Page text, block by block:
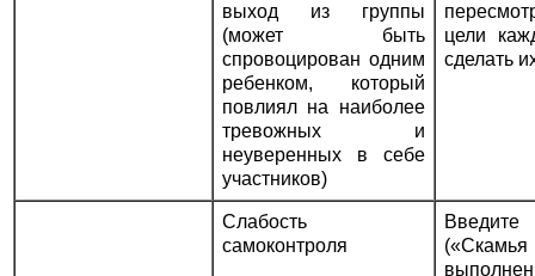
выход из группы
(может быть
спровоцирован одним
ребенком, который
повлиял на наиболее
тревожных и
неуверенных в себе
участников)
цели
сделать
Слабость
самоконтроля